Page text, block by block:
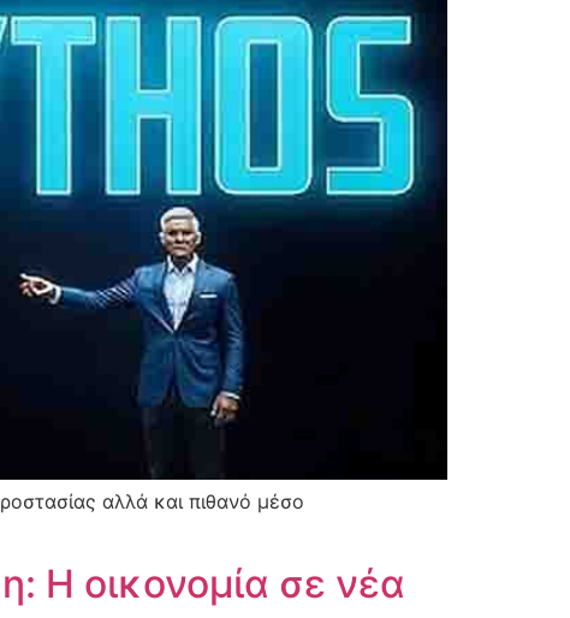
αλλά και πιθανό μέσο
Η οικονομία σε νέα